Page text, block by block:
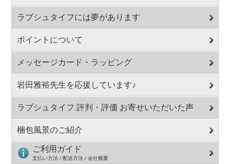
ラブシュタイフには夢があります
ポイントについて
メッセージカード・ラッピング
岩田雅裕先生を応援しています♪
ラブシュタイフ 評判・評価 お寄せいただいた声
梱包風景のご紹介
ご利用ガイド
支払い方法 / 配送方法 / 会社概要